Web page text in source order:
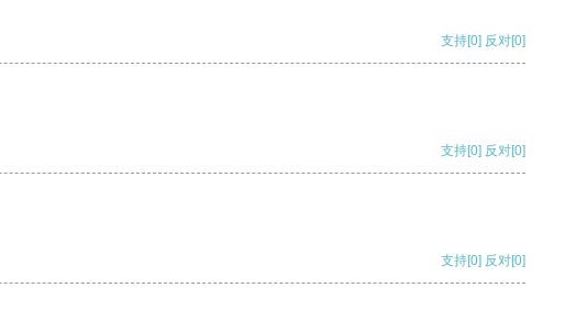
支持[0] 反对[0]
支持[0] 反对[0]
支持[0] 反对[0]